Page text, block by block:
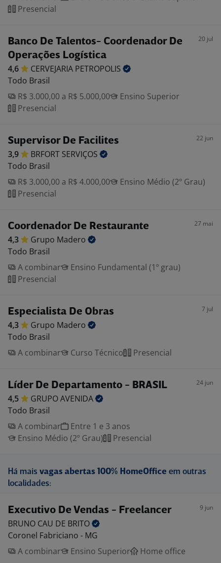
Presencial
Banco De Talentos- Coordenador De
Operações Logística
20 jul
4,6 CERVEJARIA PETROPOLIS
Todo Brasil
R$ 3.000,00 a R$ 5.000,00
Ensino Superior
Presencial
Supervisor De Facilites 22 jun
3,9 BRFORT SERVIÇOS
Todo Brasil
R$ 3.000,00 a R$ 4.000,00
Ensino Médio (2º Grau)
Presencial
Coordenador De Restaurante 27 mai
4,3 Grupo Madero
Todo Brasil
A combinar
Ensino Fundamental (1º grau)
Presencial
Especialista De Obras 7 jul
4,3 Grupo Madero
Todo Brasil
A combinar
Curso Técnico Presencial
Líder De Departamento - BRASIL 24 jun
4,5 GRUPOAVENIDA
Todo Brasil
A combinar
Entre 1 e 3 anos
Ensino Médio (2º Grau)
Presencial
Há mais vagas abertas 100% HomeOffice em outras
localidades:
Executivo De Vendas - Freelancer 9 jun
BRUNO CAU DE BRITO
Coronel Fabriciano - MG
A combinar
Ensino Superior Home office